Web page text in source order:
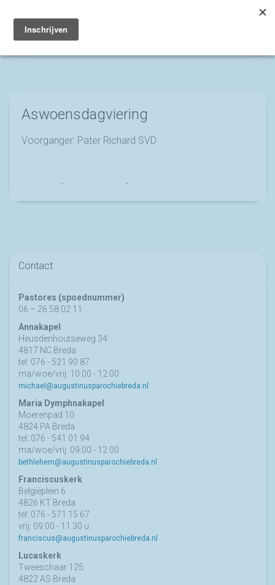
Toggle
navigation
Aswoensdagviering
Voorganger: Pater Richard SVD
- -
Contact
Pastores (spoednummer)
06 – 26 58 02 11
Annakapel
Heusdenhoutseweg 34
4817 NC Breda
tel: 076 - 521 90 87
ma/woe/vrij: 10:00 - 12:00
michael@augustinusparochiebreda.nl
Maria Dymphnakapel
Moerenpad 10
4824 PA Breda
tel: 076 - 541 01 94
ma/woe/vrij: 09:00 - 12:00
bethlehem@augustinusparochiebreda.nl
Franciscuskerk
Belgiëplein 6
4826 KT Breda
tel: 076 - 571 15 67
vrij: 09:00 - 11.30 u
franciscus@augustinusparochiebreda.nl
Lucaskerk
Tweeschaar 125
4822 AS Breda